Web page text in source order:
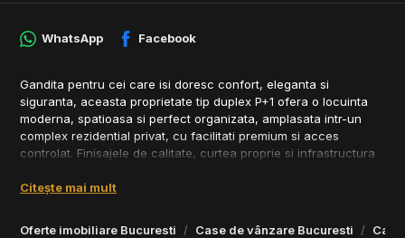
Oferte imobiliare Bucuresti Case de vânzare Bucuresti
WhatsApp Facebook
Gandita pentru cei care isi doresc confort, eleganta si
siguranta, aceasta proprietate tip duplex P+1 ofera o locuinta
moderna, spatioasa si perfect organizata, amplasata intr-un
complex rezidential privat, cu facilitati premium si acces
controlat. Finisajele de calitate, curtea proprie si infrastructura
exclusivista si relaxata.
Citește mai mult